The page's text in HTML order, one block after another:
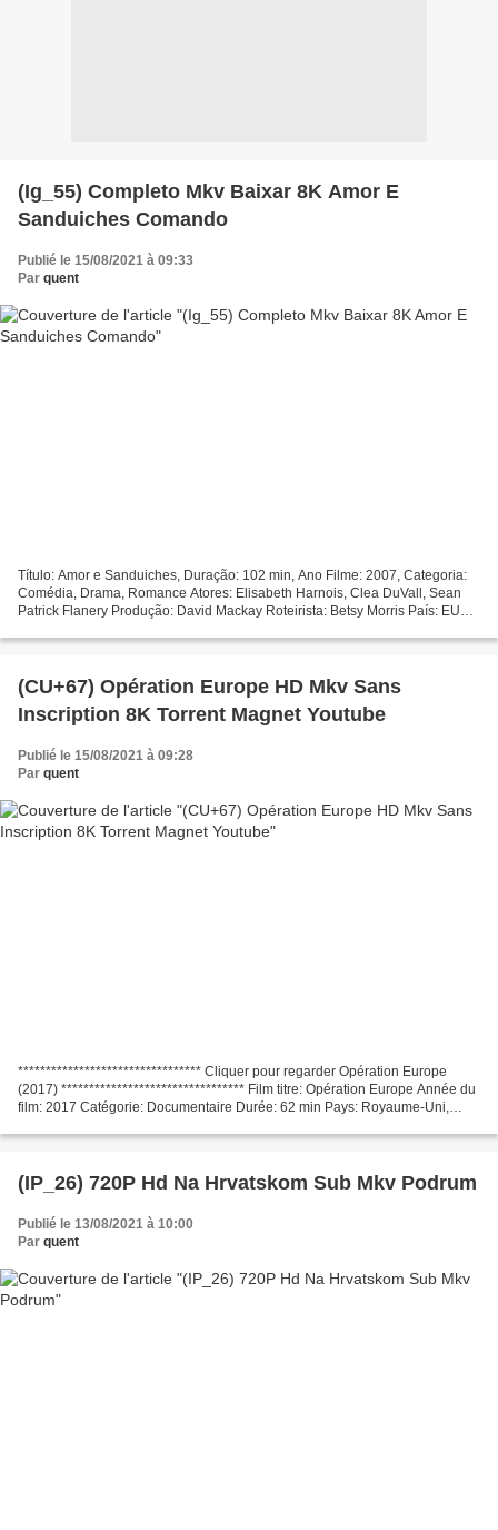
(Ig_55) Completo Mkv Baixar 8K Amor E
Sanduiches Comando
Publié le 15/08/2021 à 09:33
Par quent
Título: Amor e Sanduiches, Duração: 102 min, Ano Filme: 2007, Categoria:
Comédia, Drama, Romance Atores: Elisabeth Harnois, Clea DuVall, Sean
Patrick Flanery Produção: David Mackay Roteirista: Betsy Morris País: EUA
(CU+67) Opération Europe HD Mkv Sans
Inscription 8K Torrent Magnet Youtube
Publié le 15/08/2021 à 09:28
Par quent
********************************* Cliquer pour regarder Opération Europe
(2017) ********************************* Film titre: Opération Europe Année du
film: 2017 Catégorie: Documentaire Durée: 62 min Pays: Royaume-Uni,
(IP_26) 720P Hd Na Hrvatskom Sub Mkv Podrum
Publié le 13/08/2021 à 10:00
Par quent